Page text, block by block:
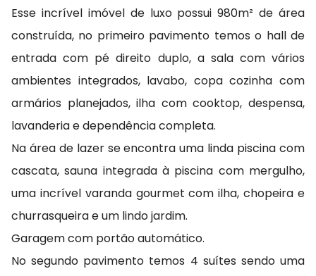
Esse incrível imóvel de luxo possui 980m² de área
construída, no primeiro pavimento temos o hall de
entrada com pé direito duplo, a sala com vários
ambientes integrados, lavabo, copa cozinha com
armários planejados, ilha com cooktop, despensa,
lavanderia e dependência completa.
Na área de lazer se encontra uma linda piscina com
cascata, sauna integrada à piscina com mergulho,
uma incrível varanda gourmet com ilha, chopeira e
churrasqueira e um lindo jardim.
Garagem com portão automático.
No segundo pavimento temos 4 suítes sendo uma